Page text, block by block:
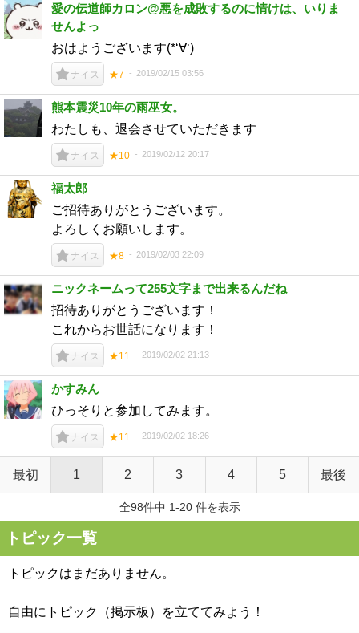
愛の伝道師カロン@悪を成敗するのに情けは、いりま
せんよっ
おはようございます(*‘∀‘)
ナイス ★7 2019/02/15 03:56
熊本震災10年の雨巫女。
わたしも、退会させていただきます
ナイス ★10 2019/02/12 20:17
福太郎
ご招待ありがとうございます。
よろしくお願いします。
ナイス ★8 2019/02/03 22:09
ニックネームって255文字まで出来るんだね
招待ありがとうございます！
これからお世話になります！
ナイス ★11 2019/02/02 21:13
かすみん
ひっそりと参加してみます。
ナイス ★11 2019/02/02 18:26
最初 1 2 3 4 5 最後
全98件中 1-20 件を表示
トピック一覧
トピックはまだありません。
自由にトピック（掲示板）を立ててみよう！